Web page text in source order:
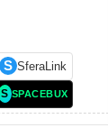
S SferaLink
S SPACEBUX